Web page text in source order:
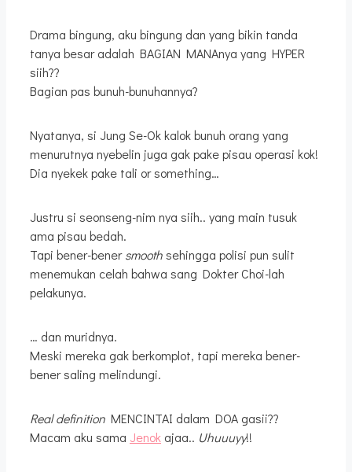
Drama bingung, aku bingung dan yang bikin tanda
tanya besar adalah BAGIAN MANAnya yang HYPER
siih??
Bagian pas bunuh-bunuhannya?
Nyatanya, si Jung Se-Ok kalok bunuh orang yang
menurutnya nyebelin juga gak pake pisau operasi kok!
Dia nyekek pake tali or something…
Justru si seonseng-nim nya siih.. yang main tusuk
ama pisau bedah.
Tapi bener-benersmoothsehingga polisi pun sulit
menemukan celah bahwa sang Dokter Choi-lah
pelakunya.
… dan muridnya.
Meski mereka gak berkomplot, tapi mereka bener-
bener saling melindungi.
Real definition MENCINTAI dalam DOA gasii??
Macam aku sama Jenok ajaa.. Uhuuuyy!!